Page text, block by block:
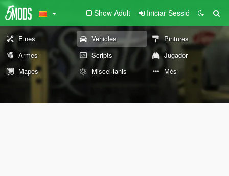
Show Adult Iniciar Sessió
Eines Vehicles
Pintures
Armes
Scripts
Jugador
Mapes
Miscel·lanis Més